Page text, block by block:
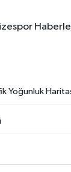
Yoğunluk